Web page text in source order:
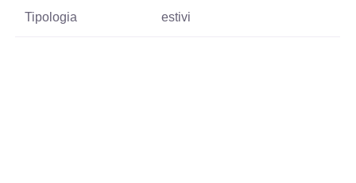
Tipologia estivi